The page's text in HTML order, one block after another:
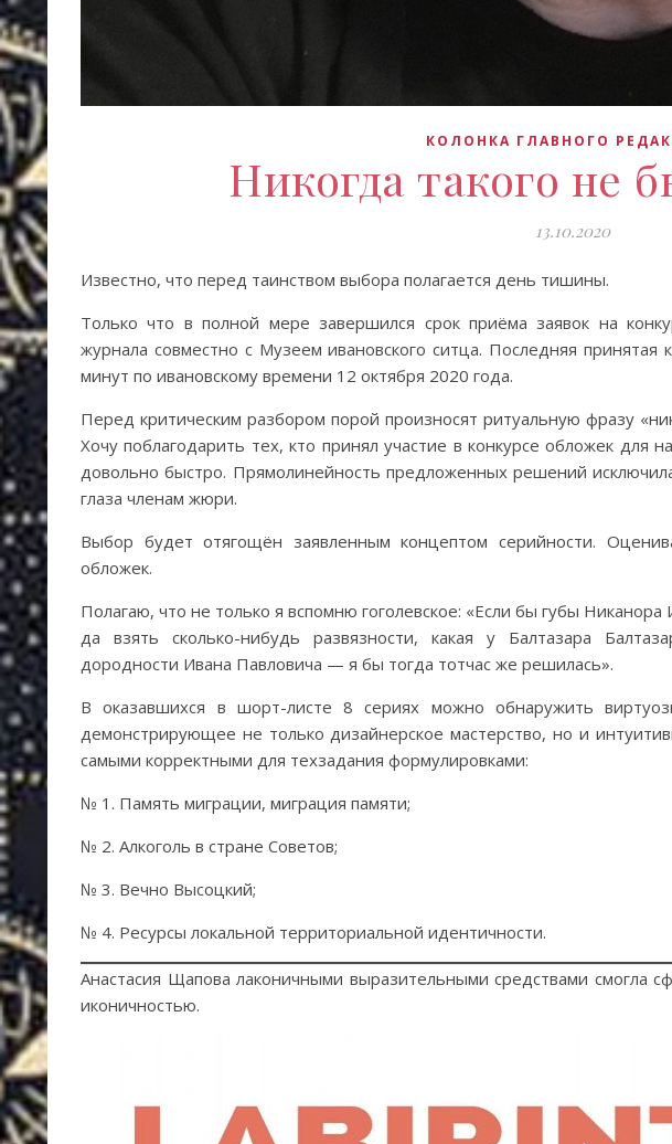
КОЛОНКА ГЛАВНОГО
Никогда такого не
13.10.2020
Известно, что перед таинством выбора полагается день тишины.
Только что в полной мере завершился срок приёма заявок на
журнала совместно с Музеем ивановского ситца. Последняя принятая
минут по ивановскому времени 12 октября 2020 года.
Перед критическим разбором порой произносят ритуальную фразу
Хочу поблагодарить тех, кто принял участие в конкурсе обложек для
довольно быстро. Прямолинейность предложенных решений
глаза членам жюри.
Выбор будет отягощён заявленным концептом серийности.
обложек.
Полагаю, что не только я вспомню гоголевское: «Если бы губы
да взять сколько-нибудь развязности, какая у Балтазара
дородности Ивана Павловича — я бы тогда тотчас же решилась».
В оказавшихся в шорт-листе 8 сериях можно обнаружить
демонстрирующее не только дизайнерское мастерство, но и
самыми корректными для техзадания формулировками:
№ 1. Память миграции, миграция памяти;
№ 2. Алкоголь в стране Советов;
№ 3. Вечно Высоцкий;
№ 4. Ресурсы локальной территориальной идентичности.
Анастасия Щапова лаконичными выразительными средствами смогла
иконичностью.